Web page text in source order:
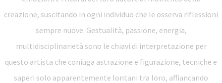
creazione, suscitando in ogni individuo che le osserva riflessioni
sempre nuove. Gestualità, passione, energia,
multidisciplinarietà sono le chiavi di interpretazione per
questo artista che coniuga astrazione e figurazione, tecniche e
saperi solo apparentemente lontani tra loro, affiancando